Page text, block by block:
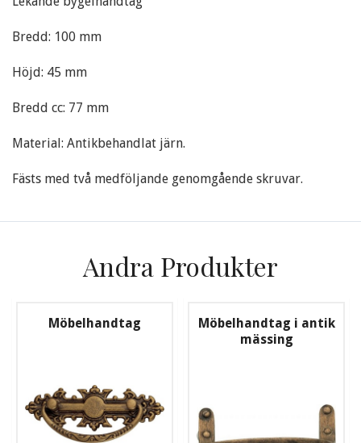
Bredd: 100 mm
Höjd: 45 mm
Bredd cc: 77 mm
Material: Antikbehandlat järn.
Fästs med två medföljande genomgående skruvar.
Andra Produkter
Möbelhandtag
Möbelhandtag i antik
mässing